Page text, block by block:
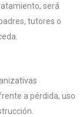
será
tutores o
a pérdida, uso